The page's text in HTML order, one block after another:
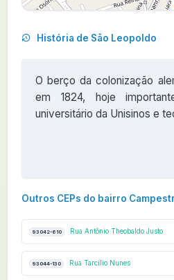
História de São Leopoldo
O berço da colonização
em 1824, hoje
universitário da Unisinos e
Outros CEPs do bairro
93042-610 Rua Antônio Theobaldo Justo
93044-130 Rua Tarcílio Nunes